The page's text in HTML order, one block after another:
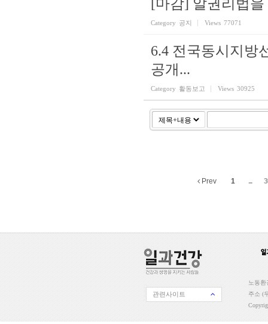
[마감] 알권리법
Category 공지 Views 77071
6.4 전국동시지방
공개...
Category 활동보고 Views 30925
Prev 1 ...
관련사이트
노동환
주소 (